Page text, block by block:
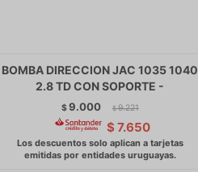
BOMBA DIRECCION JAC 1035 1040
2.8 TD CON SOPORTE -
$9.000 $ 9.221
$ 7.650